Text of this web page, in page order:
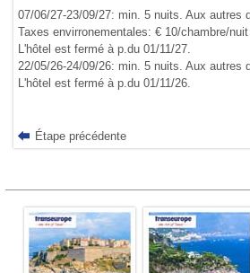
07/06/27-23/09/27: min. 5 nuits. Aux autres
Taxes envirronementales: € 10/chambre/
L'hôtel est fermé à p.du 01/11/27.
22/05/26-24/09/26: min. 5 nuits. Aux autres
L'hôtel est fermé à p.du 01/11/26.
Étape précédente